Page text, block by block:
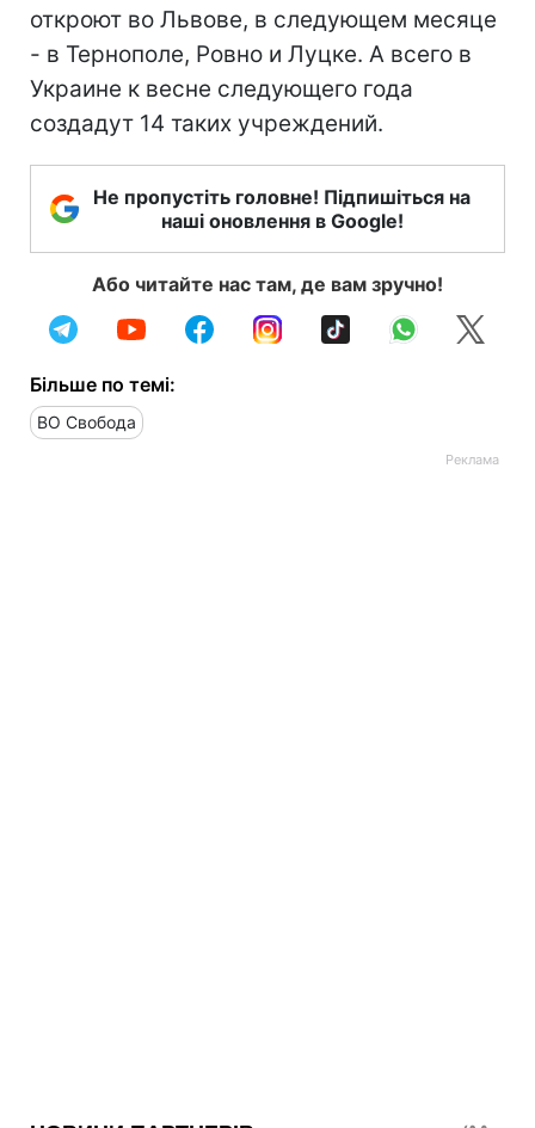
откроют во Львове, в следующем месяце
- в Тернополе, Ровно и Луцке. А всего в
Украине к весне следующего года
создадут 14 таких учреждений.
Не пропустіть головне! Підпишіться на
наші оновлення в Google!
Або читайте нас там, де вам зручно!
Більше по темі:
ВО Свобода